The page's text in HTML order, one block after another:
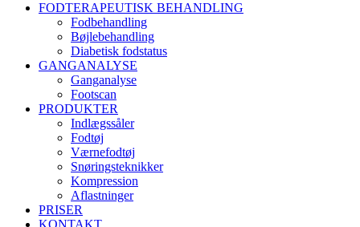
FODTERAPEUTISK BEHANDLING
Fodbehandling
Bøjlebehandling
Diabetisk fodstatus
GANGANALYSE
Ganganalyse
Footscan
PRODUKTER
Indlægssåler
Fodtøj
Værnefodtøj
Snøringsteknikker
Kompression
Aflastninger
PRISER
KONTAKT